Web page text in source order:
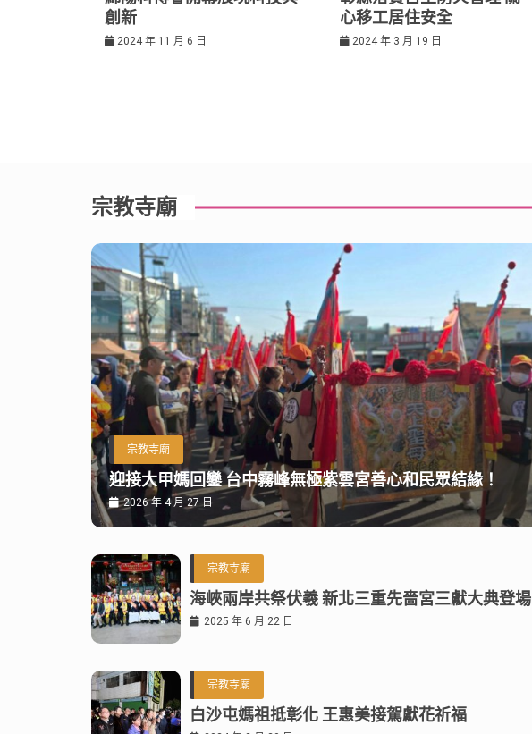
創新
2024 年 11 月 6 日
心移工居住安全
2024 年 3 月 19 日
宗教寺廟
宗教寺廟
迎接大甲媽回鑾 台中霧峰無極紫雲宮善心和民眾結緣！
2026 年 4 月 27 日
宗教寺廟
海峽兩岸共祭伏羲 新北三重先嗇宮三獻大典登場
2025 年 6 月 22 日
宗教寺廟
白沙屯媽祖抵彰化 王惠美接駕獻花祈福